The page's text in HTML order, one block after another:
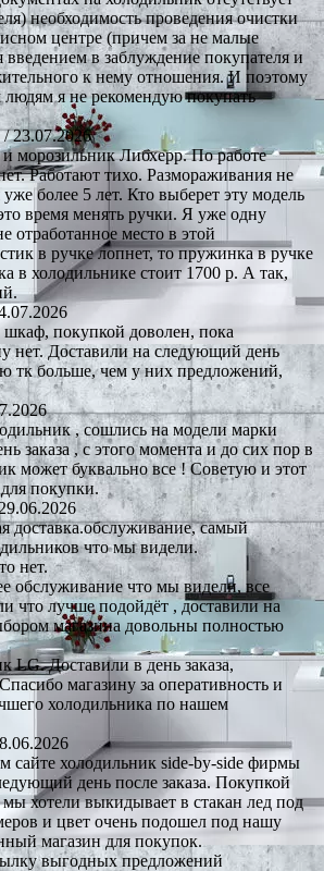
необходимость проведения очистки
центре (причем за не малые
введением в заблуждение покупателя и
к нему отношения. И поэтому
я не рекомендую покупать
/ 23.07.2026
морозильник Либхерр. По работе
Работают тихо. Размораживания не
более 5 лет. Кто выберет эту модель
время менять ручки. Я уже одну
отработанное место в этой
в ручке лопнет, то пружинка в ручке
в холодильнике стоит 1700 р. А так,
покупкой доволен, пока
нет. Доставили на следующий день
тк больше, чем у них предложений,
, сошлись на модели марки
заказа , с этого момента и до сих пор в
может буквально все ! Советую и этот
покупки.
доставка.обслуживание, самый
что мы видели.
нет.
обслуживание что мы видели, все
что лучше подойдёт , доставили на
магазина довольны полностью
LG. Доставили в день заказа,
магазину за оперативность и
холодильника по нашем
сайте холодильник side-by-side фирмы
день после заказа. Покупкой
хотели выкидывает в стакан лед под
и цвет очень подошел под нашу
магазин для покупок.
выгодных предложений